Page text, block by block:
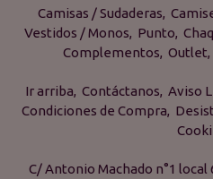
Camisas / Sudaderas
Vestidos / Monos
Punto
Complementos Outlet
Ir arriba Contáctanos Aviso
Condiciones de Compra
C/ Antonio Machado n°1 local